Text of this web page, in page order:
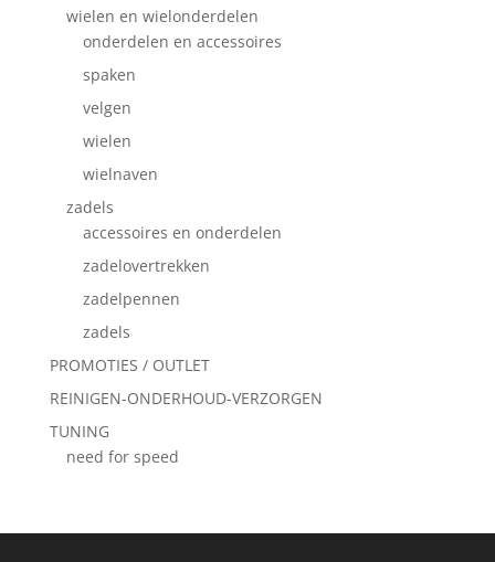
wielen en wielonderdelen
onderdelen en accessoires
spaken
velgen
wielen
wielnaven
zadels
accessoires en onderdelen
zadelovertrekken
zadelpennen
zadels
PROMOTIES / OUTLET
REINIGEN-ONDERHOUD-VERZORGEN
TUNING
need for speed